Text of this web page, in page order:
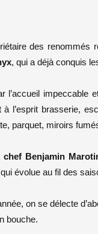
des renommés
, qui a déjà conquis
l’accueil impeccable
l’esprit brasserie,
parquet, miroirs
chef Benjamin
évolue au fil des
on se délecte
bouche.